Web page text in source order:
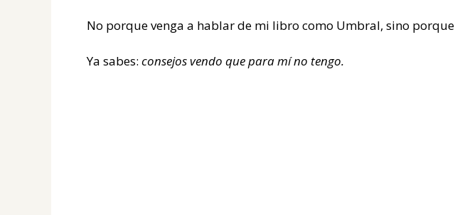
No porque venga a hablar de mi libro como Umbral, sino
Ya sabes: consejos vendo que para mí no tengo.